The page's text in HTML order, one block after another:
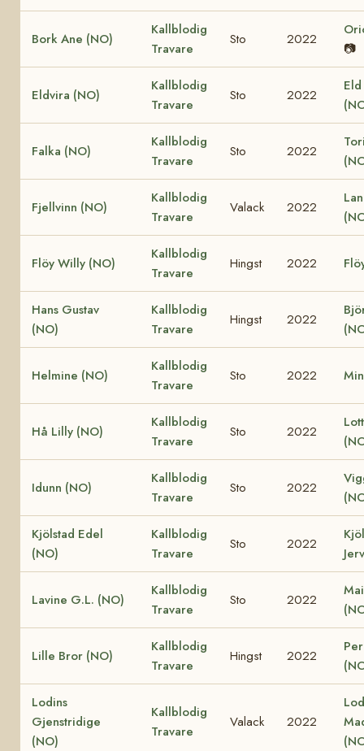
Bork Ane (NO)
Kallblodig
Travare
Sto 2022
📷
Eldvira (NO)
Kallblodig
Travare
Sto 2022
Falka (NO)
Kallblodig
Travare
Sto 2022
Fjellvinn (NO)
Kallblodig
Travare
Valack 2022
Flöy Willy (NO)
Kallblodig
Travare
Hingst 2022
Hans Gustav
(NO)
Kallblodig
Travare
Hingst 2022
Helmine (NO)
Kallblodig
Travare
Sto 2022
Hå Lilly (NO)
Kallblodig
Travare
Sto 2022
Idunn (NO)
Kallblodig
Travare
Sto 2022
Kjölstad Edel
(NO)
Kallblodig
Travare
Sto 2022
Lavine G.L. (NO)
Kallblodig
Travare
Sto 2022
Lille Bror (NO)
Kallblodig
Travare
Hingst 2022
Lodins
Gjenstridige
(NO)
Kallblodig
Travare
Valack 2022